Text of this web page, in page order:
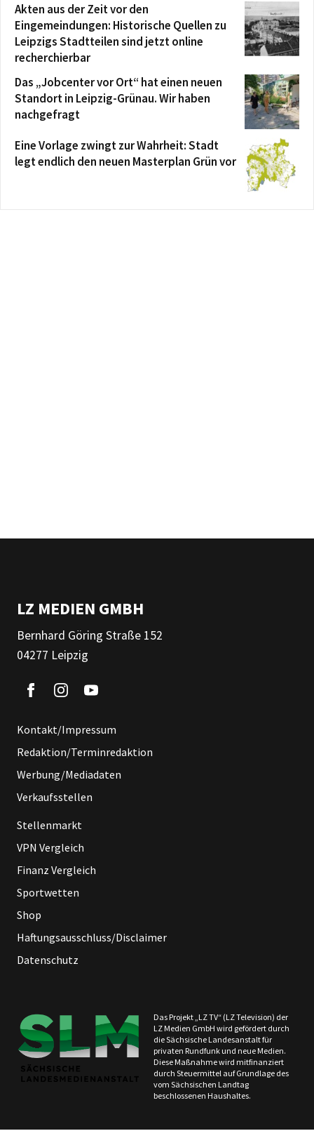
Akten aus der Zeit vor den
Eingemeindungen: Historische Quellen zu
Leipzigs Stadtteilen sind jetzt online
recherchierbar
Das „Jobcenter vor Ort“ hat einen neuen
Standort in Leipzig-Grünau. Wir haben
nachgefragt
Eine Vorlage zwingt zur Wahrheit: Stadt
legt endlich den neuen Masterplan Grün vor
LZ MEDIEN GMBH
Bernhard Göring Straße 152
04277 Leipzig
Kontakt/Impressum
Redaktion/Terminredaktion
Werbung/Mediadaten
Verkaufsstellen
Stellenmarkt
VPN Vergleich
Finanz Vergleich
Sportwetten
Shop
Haftungsausschluss/Disclaimer
Datenschutz
Das Projekt „LZ TV“ (LZ Television) der
LZ Medien GmbH wird gefördert durch
die Sächsische Landesanstalt für
privaten Rundfunk und neue Medien.
Diese Maßnahme wird mitfinanziert
durch Steuermittel auf Grundlage des
vom Sächsischen Landtag
beschlossenen Haushaltes.